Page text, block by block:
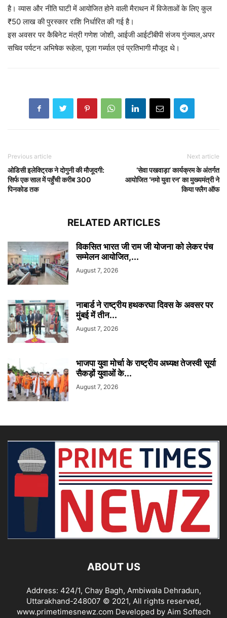
है। व्यास और नीति घाटी में आयोजित होने वाली मैराथन में विजेताओं के लिए कुल
₹50 लाख की पुरस्कार राशि निर्धारित की गई है।
इस अवसर पर कैबिनेट मंत्री गणेश जोशी, आईजी आईटीबीपी संजय गुंज्याल,अपर
सचिव पर्यटन अभिषेक रूहेला, पूजा गर्ब्याल एवं प्रतिभागी मौजूद थे।
Previous article
ओडिसी इलेक्ट्रिक ने दोगुनी की मौजूदगी:
सिर्फ एक साल में पहुँची करीब 300
पिनकोड तक
Next article
‘सेवा पखवाड़ा’ कार्यक्रम के अंतर्गत
आयोजित ‘नमो युवा रन’ का मुख्यमंत्री ने
किया फ्लैग ऑफ
RELATED ARTICLES
विकसित भारत जी राम जी योजना को लेकर पंच
सम्मेलन आयोजित,...
August 7, 2026
नाबार्ड ने राष्ट्रीय हथकरघा दिवस के अवसर पर
मुंबई में तीन...
August 7, 2026
भाजपा युवा मोर्चा के राष्ट्रीय अध्यक्ष तेजस्वी सूर्या
सैकड़ों युवाओं के...
August 7, 2026
ABOUT US
Address: 424/1, Chay Bagh, Ambiwala Dehradun,
Uttarakhand-248007 © 2021, All rights reserved,
www.primetimesnewz.com Developed by Aim Softech